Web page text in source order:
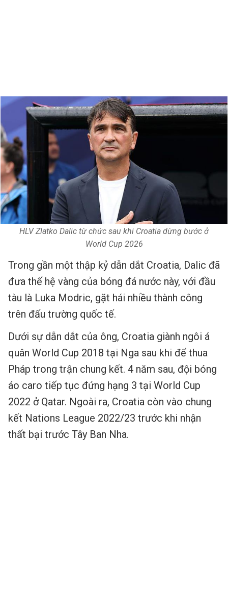
HLV Zlatko Dalic từ chức sau khi Croatia dừng bước ở
World Cup 2026
Trong gần một thập kỷ dẫn dắt Croatia, Dalic đã
đưa thế hệ vàng của bóng đá nước này, với đầu
tàu là Luka Modric, gặt hái nhiều thành công
trên đấu trường quốc tế.
Dưới sự dẫn dắt của ông, Croatia giành ngôi á
quân World Cup 2018 tại Nga sau khi để thua
Pháp trong trận chung kết. 4 năm sau, đội bóng
áo caro tiếp tục đứng hạng 3 tại World Cup
2022 ở Qatar. Ngoài ra, Croatia còn vào chung
kết Nations League 2022/23 trước khi nhận
thất bại trước Tây Ban Nha.